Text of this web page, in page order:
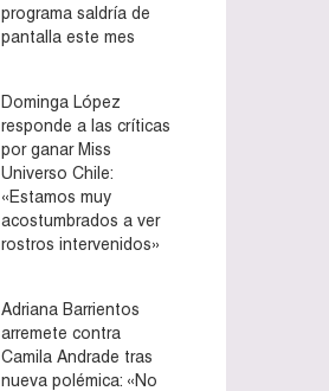
programa saldría de
pantalla este mes
Dominga López
responde a las críticas
por ganar Miss
Universo Chile:
«Estamos muy
acostumbrados a ver
rostros intervenidos»
Adriana Barrientos
arremete contra
Camila Andrade tras
nueva polémica: «No